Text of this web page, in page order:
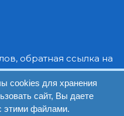
обратная ссылка на
cookies для хранения
сайт, Вы даете
этими файлами.